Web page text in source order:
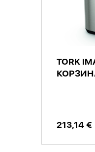
TORK
213,14 €